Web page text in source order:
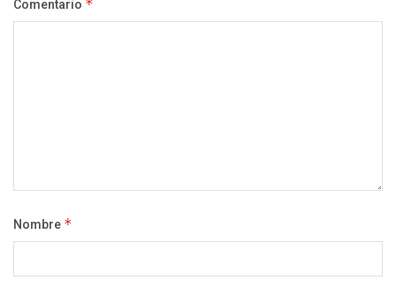
Comentario *
Nombre *